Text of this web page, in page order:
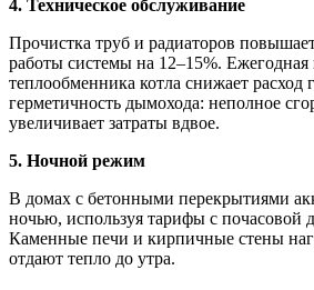
4. Техническое обслуживание
Прочистка труб и радиаторов
работы системы на 12–15%.
теплообменника котла снижает расход
герметичность дымохода: неполное
увеличивает затраты вдвое.
5. Ночной режим
В домах с бетонными перекрытиями
ночью, используя тарифы с почасовой
Каменные печи и кирпичные стены
отдают тепло до утра.